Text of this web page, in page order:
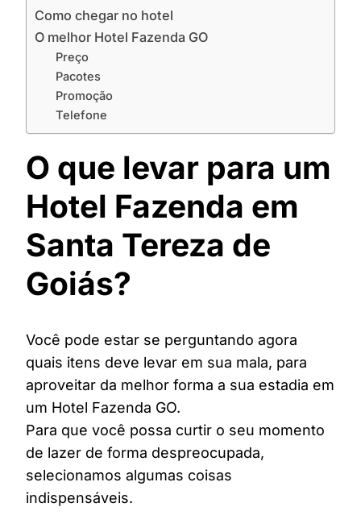
Como chegar no hotel
O melhor Hotel Fazenda GO
Preço
Pacotes
Promoção
Telefone
O que levar para um
Hotel Fazenda em
Santa Tereza de
Goiás?
Você pode estar se perguntando agora
quais itens deve levar em sua mala, para
aproveitar da melhor forma a sua estadia em
um Hotel Fazenda GO.
Para que você possa curtir o seu momento
de lazer de forma despreocupada,
selecionamos algumas coisas
indispensáveis.